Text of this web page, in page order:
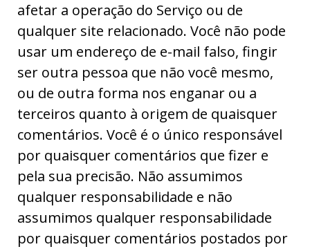
afetar a operação do Serviço ou de
qualquer site relacionado. Você não pode
usar um endereço de e-mail falso, fingir
ser outra pessoa que não você mesmo,
ou de outra forma nos enganar ou a
terceiros quanto à origem de quaisquer
comentários. Você é o único responsável
por quaisquer comentários que fizer e
pela sua precisão. Não assumimos
qualquer responsabilidade e não
assumimos qualquer responsabilidade
por quaisquer comentários postados por